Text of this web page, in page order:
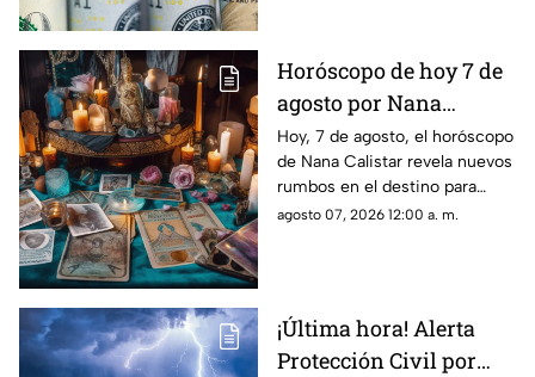
Horóscopo de hoy 7 de
agosto por Nana
Calistar: Este será tu
mejor beneficio
Hoy, 7 de agosto, el horóscopo
de Nana Calistar revela nuevos
rumbos en el destino para
estos signos
agosto 07, 2026 12:00 a. m.
¡Última hora! Alerta
Protección Civil por